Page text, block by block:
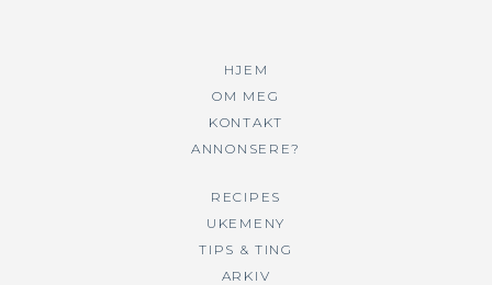
HJEM
OM MEG
KONTAKT
ANNONSERE?
RECIPES
UKEMENY
TIPS & TING
ARKIV